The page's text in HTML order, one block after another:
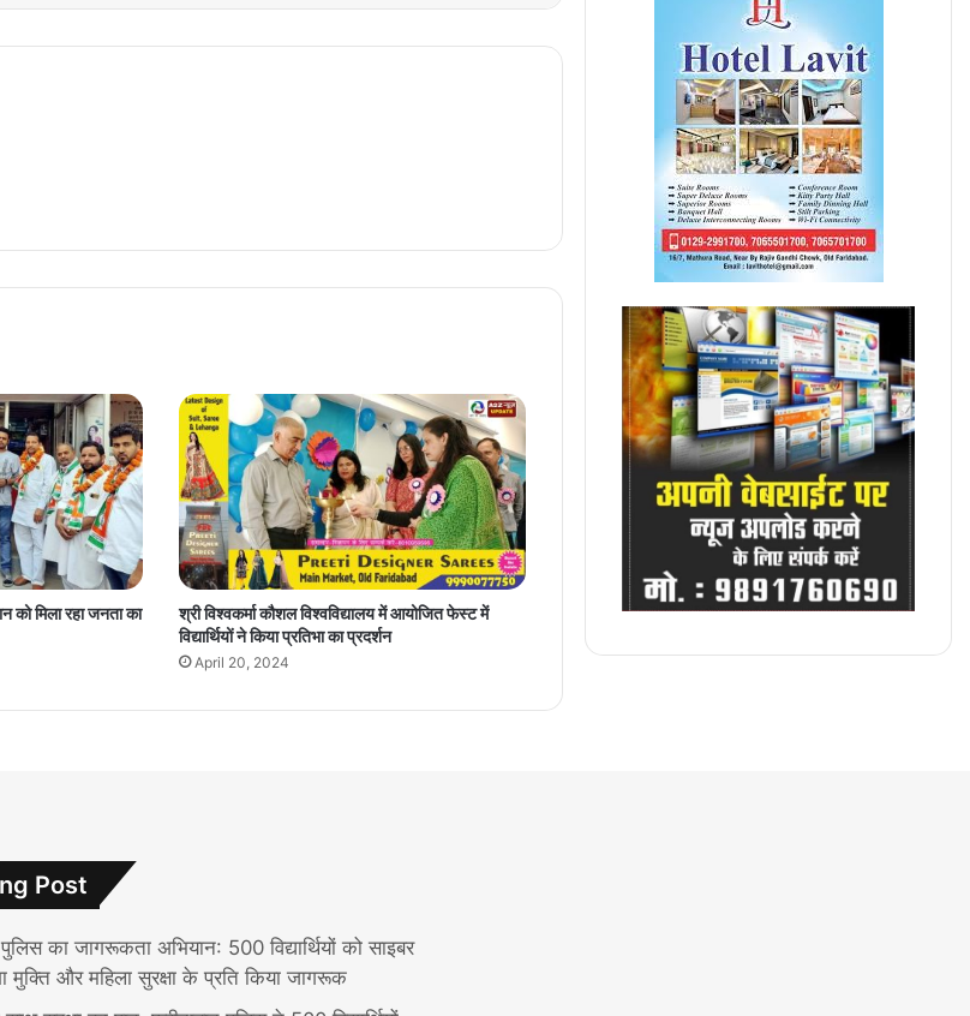
को मिला रहा जनता का
श्री विश्वकर्मा कौशल विश्वविद्यालय में आयोजित फेस्ट में
विद्यार्थियों ने किया प्रतिभा का प्रदर्शन
April 20, 2024
Post
पुलिस का जागरूकता अभियान: 500 विद्यार्थियों को साइबर
मुक्ति और महिला सुरक्षा के प्रति किया जागरूक